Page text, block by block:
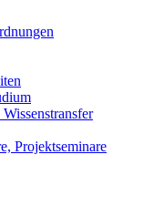
Projektseminare